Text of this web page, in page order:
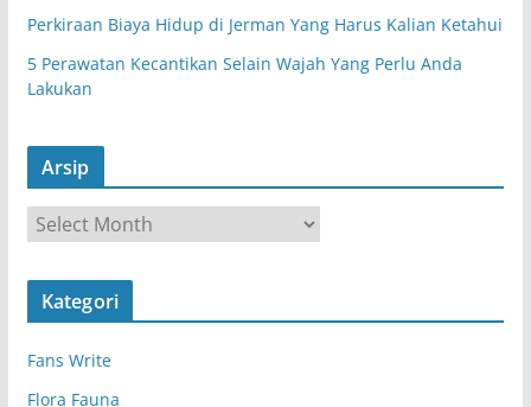
Perkiraan Biaya Hidup di Jerman Yang Harus Kalian Ketahui
5 Perawatan Kecantikan Selain Wajah Yang Perlu Anda
Lakukan
Arsip
s
Kategori
Fans Write
Flora Fauna